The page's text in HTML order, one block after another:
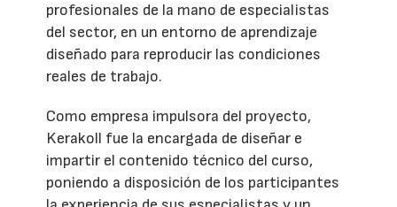
profesionales de la mano de especialistas
del sector, en un entorno de aprendizaje
diseñado para reproducir las condiciones
reales de trabajo.
Como empresa impulsora del proyecto,
Kerakoll fue la encargada de diseñar e
impartir el contenido técnico del curso,
poniendo a disposición de los participantes